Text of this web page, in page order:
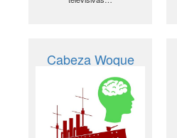
Cabeza Woque